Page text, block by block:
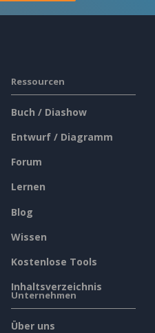
Ressourcen
Buch / Diashow
Entwurf / Diagramm
Forum
Lernen
Blog
Wissen
Kostenlose Tools
Inhaltsverzeichnis
Unternehmen
Über uns